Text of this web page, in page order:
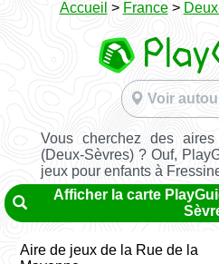
Accueil > France>
Voir
Vous cherchez des
(Deux-Sèvres) ? Ouf,
jeux pour enfants à
Afficher la carte
Aire de jeux de la Rue de la